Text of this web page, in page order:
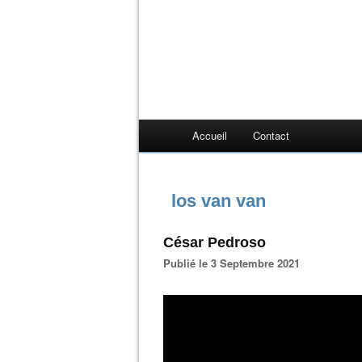
Accueil Contact
los van van
César Pedroso
Publié le 3 Septembre 2021